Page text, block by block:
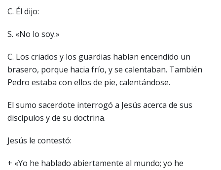
C. Él dijo:
S. «No lo soy.»
C. Los criados y los guardias hablan encendido un
brasero, porque hacia frío, y se calentaban. También
Pedro estaba con ellos de pie, calentándose.
El sumo sacerdote interrogó a Jesús acerca de sus
discípulos y de su doctrina.
Jesús le contestó:
+ «Yo he hablado abiertamente al mundo; yo he